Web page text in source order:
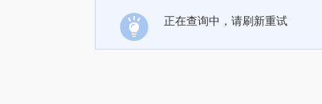
正在查询中，请刷新重试